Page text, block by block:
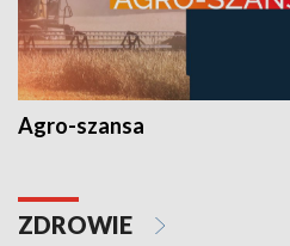
Agro-szansa
ZDROWIE